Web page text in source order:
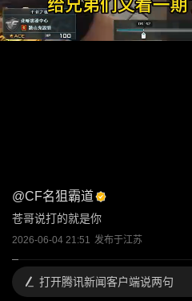
@CF名狙霸道
苍哥说打的就是你
2026-06-04 21:51 发布于江苏
打开腾讯新闻客户端说两句